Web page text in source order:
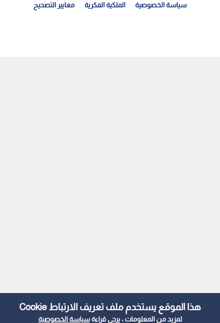
هذا الموقع يستخدم ملف تعريف الارتباط Cookie
لمزيد من المعلومات ، يرجى قراءةسياسة الخصوصية
سياسة الخصوصية الملكية الفكرية معايير التصحيح